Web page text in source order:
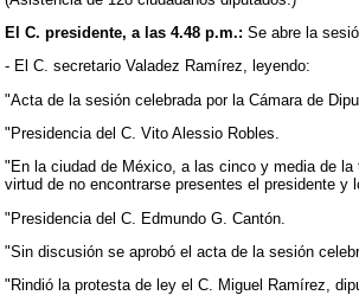
El C. presidente, a las 4.48 p.m.: Se abre la
- El C. secretario Valadez Ramírez, leyendo:
"Acta de la sesión celebrada por la Cámara de
"Presidencia del C. Vito Alessio Robles.
"En la ciudad de México, a las cinco y media de
virtud de no encontrarse presentes el presidente y
"Presidencia del C. Edmundo G. Cantón.
"Sin discusión se aprobó el acta de la sesión
"Rindió la protesta de ley el C. Miguel Ramírez,